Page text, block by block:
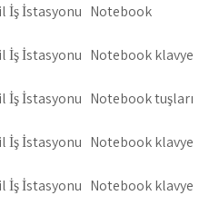
İş İstasyonu Notebook
İş İstasyonu Notebook klavye
İş İstasyonu Notebook tuşları
İş İstasyonu Notebook klavye
İş İstasyonu Notebook klavye